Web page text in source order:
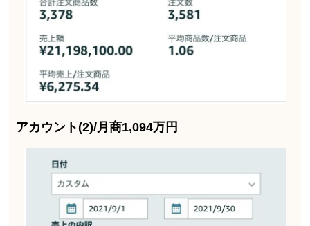
アカウント(2)/月商1,094万円